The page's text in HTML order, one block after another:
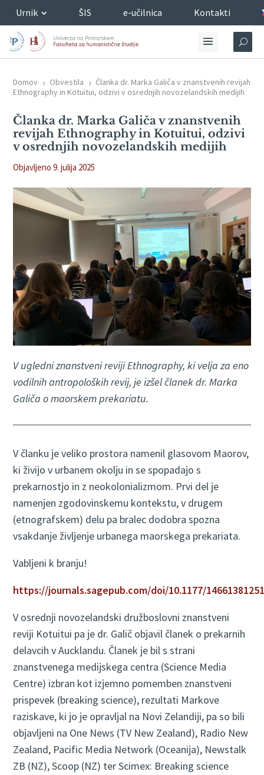
Urnik ŠIS e-učilnica Kontakti
Domov 5 Obvestila 5 Članka dr. Marka Galiča v znanstvenih revijah
Ethnography in Kotuitui, odzivi v osrednjih novozelandskih medijih
Članka dr. Marka Galiča v znanstvenih
revijah Ethnography in Kotuitui, odzivi
v osrednjih novozelandskih medijih
Objavljeno 9. julija 2025
V ugledni znanstveni reviji Ethnography, ki velja za eno
vodilnih antropoloških revij, je izšel članek dr. Marka
Galiča o maorskem prekariatu.
V članku je veliko prostora namenil glasovom Maorov,
ki živijo v urbanem okolju in se spopadajo s
prekarnostjo in z neokolonializmom. Prvi del je
namenjen zgodovinskemu kontekstu, v drugem
(etnografskem) delu pa bralec dodobra spozna
vsakdanje življenje urbanega maorskega prekariata.
Vabljeni k branju!
https://journals.sagepub.com/doi/10.1177/
V osrednji novozelandski družboslovni znanstveni
reviji Kotuitui pa je dr. Galič objavil članek o prekarnih
delavcih v Aucklandu. Članek je bil s strani
znanstvenega medijskega centra (Science Media
Centre) izbran kot izjemno pomemben znanstveni
prispevek (breaking science), rezultati Markove
raziskave, ki jo je opravljal na Novi Zelandiji, pa so bili
objavljeni na One News (TV New Zealand), Radio New
Zealand, Pacific Media Network (Oceanija), Newstalk
ZB (NZ), Scoop (NZ) ter Scimex: Breaking science